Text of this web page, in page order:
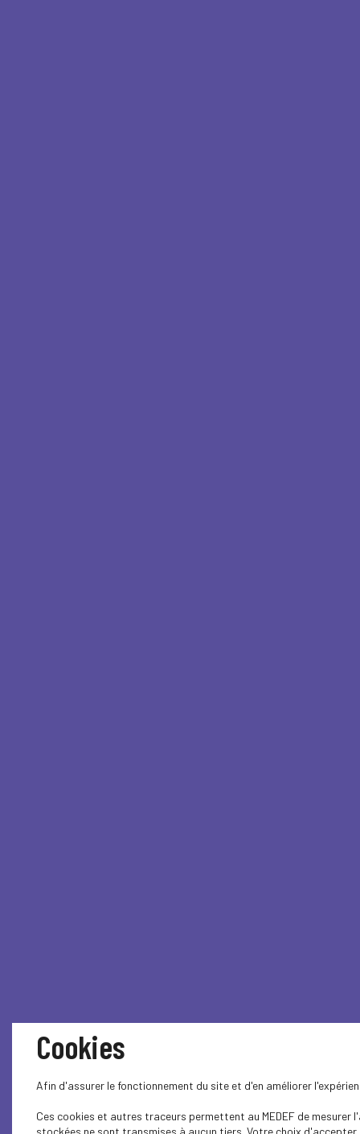
Cookies
Afin d'assurer le fonctionnement du site et d'en améliorer
Ces cookies et autres traceurs permettent au MEDEF de
stockées ne sont transmises à aucun tiers. Votre choix